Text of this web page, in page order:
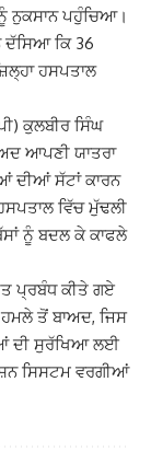
ਨੁਕਸਾਨ ਪਹੁੰਚਿਆ।
ਦੱਸਿਆ ਕਿ 36
ਹਸਪਤਾਲ
ਕੁਲਬੀਰ ਸਿੰਘ
ਆਪਣੀ ਯਾਤਰਾ
ਦੀਆਂ ਸੱਟਾਂ ਕਾਰਨ
ਵਿੱਚ ਮੁੱਢਲੀ
ਨੂੰ ਬਦਲ ਕੇ ਕਾਫਲੇ
ਪ੍ਰਬੰਧ ਕੀਤੇ ਗਏ
ਤੋਂ ਬਾਅਦ, ਜਿਸ
ਦੀ ਸੁਰੱਖਿਆ ਲਈ
ਸਿਸਟਮ ਵਰਗੀਆਂ